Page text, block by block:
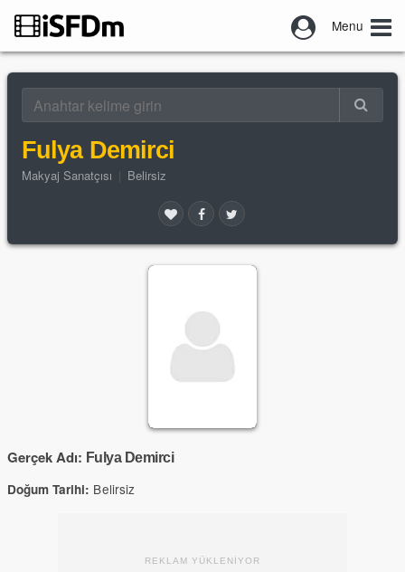
Menu
Fulya Demirci
Makyaj Sanatçısı Belirsiz
Gerçek Adı: Fulya Demirci
Doğum Tarihi: Belirsiz
REKLAM YÜKLENİYOR